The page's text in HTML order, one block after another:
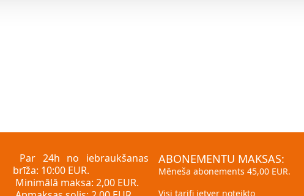
Par 24h no iebraukšanas
brīža: 10:00 EUR.
Minimālā maksa: 2,00 EUR.
ABONEMENTU MAKSAS:
Mēneša abonements 45,00 EUR.
Visi tarifi ietver noteikto